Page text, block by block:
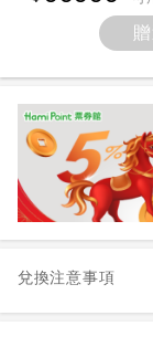
兌換注意事項